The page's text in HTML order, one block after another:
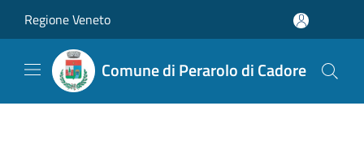
Regione Veneto
Comune di Perarolo di Cadore